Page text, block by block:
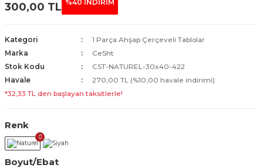
300,00 TL %40 İNDİRİM
Kategori
1 Parça Ahşap Çerçeveli Tablolar
Marka
CeSht
Stok Kodu
CST-NATUREL-30x40-422
Havale
270,00 TL (%10,00 havale indirimi)
*32,33 TL den başlayan taksitlerle!
Renk
Boyut/Ebat